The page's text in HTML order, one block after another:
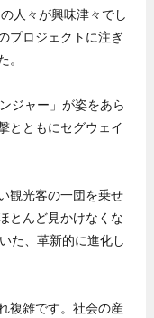
人々が興味津々でし
プロジェクトに注ぎ
。
ジャー」が姿をあら
とともにセグウェイ
観光客の一団を乗せ
とんど見かけなくな
た、革新的に進化し
複雑です。社会の産